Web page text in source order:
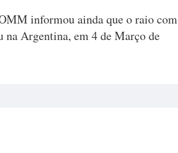
informou ainda que o raio com
na Argentina, em 4 de Março de